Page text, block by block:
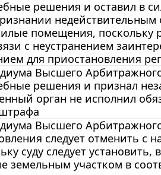
решения и оставил в
недействительным
помещения, поскольку
с неустранением
для приостановления
Высшего
решения и признал
орган не исполнил
Высшего
следует отменить с
суду следует
земельным участком в